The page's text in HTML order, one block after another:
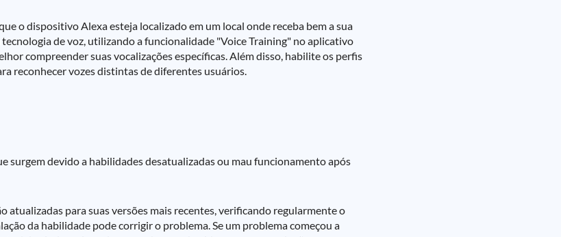
o dispositivo Alexa esteja localizado em um local onde receba bem a sua
de voz, utilizando a funcionalidade "Voice Training" no aplicativo
compreender suas vocalizações específicas. Além disso, habilite os perfis
reconhecer vozes distintas de diferentes usuários.
surgem devido a habilidades desatualizadas ou mau funcionamento após
para suas versões mais recentes, verificando regularmente o
da habilidade pode corrigir o problema. Se um problema começou a